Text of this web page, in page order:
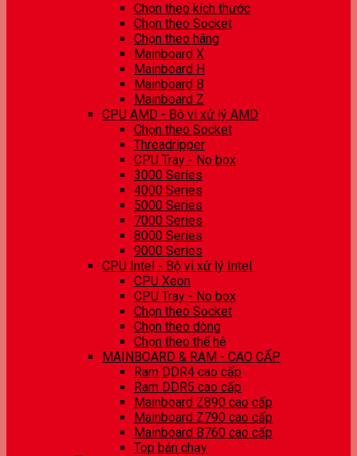
Chọn theo kích thước
Chọn theo Socket
Chọn theo hãng
Mainboard X
Mainboard H
Mainboard B
Mainboard Z
CPU AMD - Bộ vi xử lý AMD
Chọn theo Socket
Threadripper
CPU Tray - No box
3000 Series
4000 Series
5000 Series
7000 Series
8000 Series
9000 Series
CPU Intel - Bộ vi xử lý Intel
CPU Xeon
CPU Tray - No box
Chọn theo Socket
Chọn theo dòng
Chọn theo thế hệ
MAINBOARD & RAM - CAO CẤP
Ram DDR4 cao cấp
Ram DDR5 cao cấp
Mainboard Z890 cao cấp
Mainboard Z790 cao cấp
Mainboard B760 cao cấp
Top bán chạy